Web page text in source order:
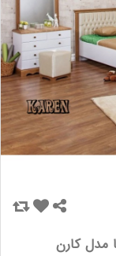
مدل کارن